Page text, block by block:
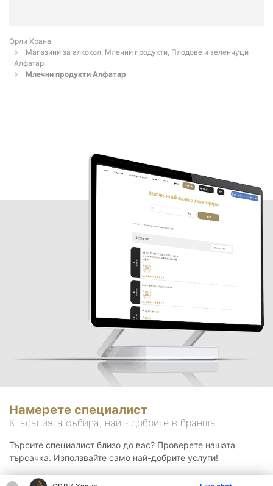
Орли Храна
Магазини за алкохол, Млечни продукти, Плодове и зеленчуци -
Алфатар
Млечни продукти Алфатар
Намерете специалист
Класацията събира, най - добрите в бранша.
Търсите специалист близо до вас? Проверете нашата
търсачка. Използвайте само най-добрите услуги!